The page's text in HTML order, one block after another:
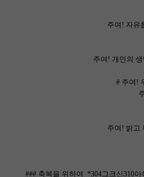
주여! 자유
주여! 개인의 생
# 주여!
주여! 밝고
### 축복을 위하여 *304그크신310아